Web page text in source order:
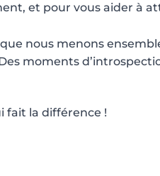
et pour vous aider à
nous menons
moments
fait la différence !